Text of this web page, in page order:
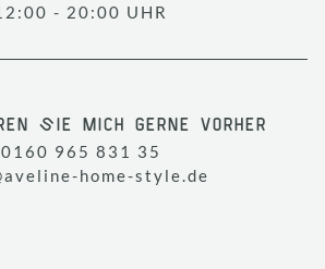
- 20:00 UHR
Sie mich gerne vorher
0160 965 831 35
home-style.de